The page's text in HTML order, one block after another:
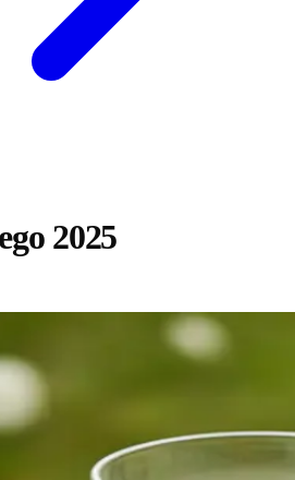
2025